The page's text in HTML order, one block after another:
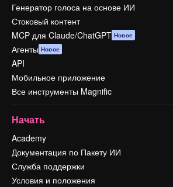
Генератор голоса на основе ИИ
Стоковый контент
MCP для Claude/ChatGPT Новое
Агенты Новое
API
Мобильное приложение
Все инструменты Magnific
Начать
Academy
Документация по Пакету ИИ
Служба поддержки
Условия и положения